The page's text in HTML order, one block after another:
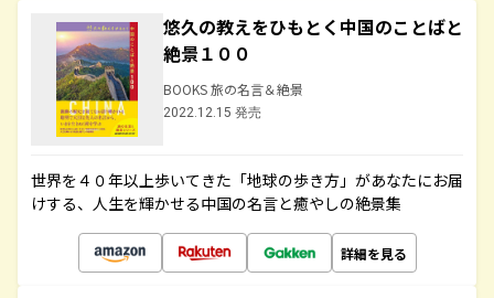
悠久の教えをひもとく中国のことばと
絶景１００
BOOKS 旅の名言＆絶景
2022.12.15 発売
世界を４０年以上歩いてきた「地球の歩き方」があなたにお届
けする、人生を輝かせる中国の名言と癒やしの絶景集
詳細を見る